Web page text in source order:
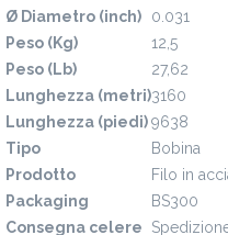
Ø Diametro (inch)
0.031
Peso (Kg)
12,5
Peso (Lb)
27,62
Lunghezza (metri)3160
Lunghezza (piedi)9638
Tipo
Bobina
Prodotto
Filo in
Packaging
BS300
Consegna celere